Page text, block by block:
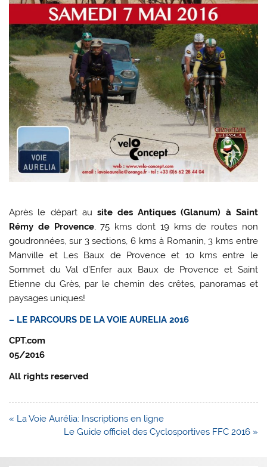
Après le départ au site des Antiques (Glanum) à Saint
Rémy de Provence, 75 kms dont 19 kms de routes non
goudronnées, sur 3 sections, 6 kms à Romanin, 3 kms entre
Manville et Les Baux de Provence et 10 kms entre le
Sommet du Val d’Enfer aux Baux de Provence et Saint
Etienne du Grès, par le chemin des crêtes, panoramas et
paysages uniques!
– LE PARCOURS DE LA VOIE AURELIA 2016
CPT.com
05/2016
All rights reserved
Navigation
« La Voie Aurélia: Inscriptions en ligne
Le Guide officiel des Cyclosportives FFC 2016 »